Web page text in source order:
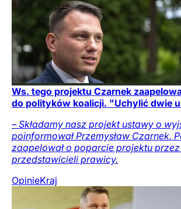
Ws. tego projektu Czarnek
do polityków koalicji. "Uchylić dwie
– Składamy nasz projekt ustawy o
poinformował Przemysław Czarnek.
zaapelował o poparcie projektu
przedstawicieli prawicy.
OpinieKraj